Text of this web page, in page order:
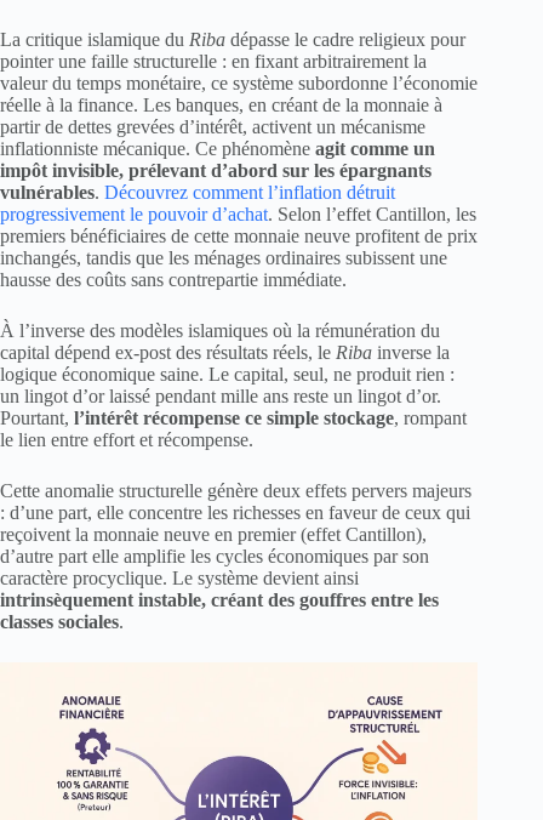
La critique islamique du Riba dépasse le cadre religieux pour
pointer une faille structurelle : en fixant arbitrairement la
valeur du temps monétaire, ce système subordonne l’économie
réelle à la finance. Les banques, en créant de la monnaie à
partir de dettes grevées d’intérêt, activent un mécanisme
inflationniste mécanique. Ce phénomène agit comme un
impôt invisible, prélevant d’abord sur les épargnants
vulnérables. Découvrez comment l’inflation détruit
progressivement le pouvoir d’achat. Selon l’effet Cantillon, les
premiers bénéficiaires de cette monnaie neuve profitent de prix
inchangés, tandis que les ménages ordinaires subissent une
hausse des coûts sans contrepartie immédiate.
À l’inverse des modèles islamiques où la rémunération du
capital dépend ex-post des résultats réels, le Riba inverse la
logique économique saine. Le capital, seul, ne produit rien :
un lingot d’or laissé pendant mille ans reste un lingot d’or.
Pourtant, l’intérêt récompense ce simple stockage, rompant
le lien entre effort et récompense.
Cette anomalie structurelle génère deux effets pervers majeurs
: d’une part, elle concentre les richesses en faveur de ceux qui
reçoivent la monnaie neuve en premier (effet Cantillon),
d’autre part elle amplifie les cycles économiques par son
caractère procyclique. Le système devient ainsi
intrinsèquement instable, créant des gouffres entre les
classes sociales.